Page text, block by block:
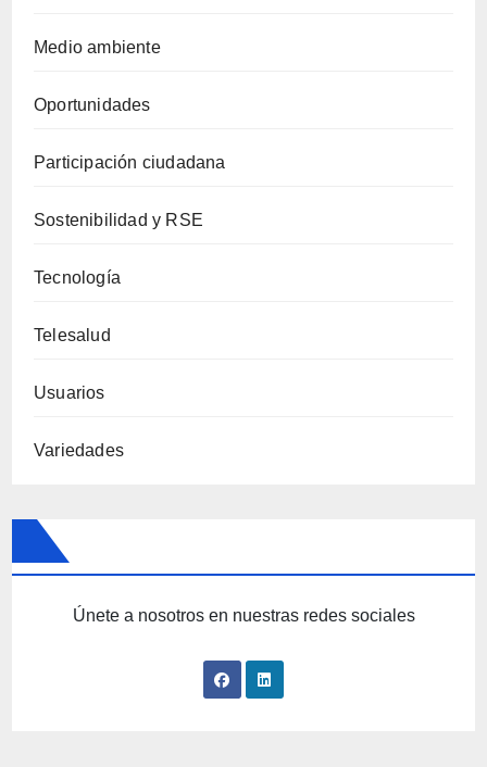
Medio ambiente
Oportunidades
Participación ciudadana
Sostenibilidad y RSE
Tecnología
Telesalud
Usuarios
Variedades
Únete a nosotros en nuestras redes sociales